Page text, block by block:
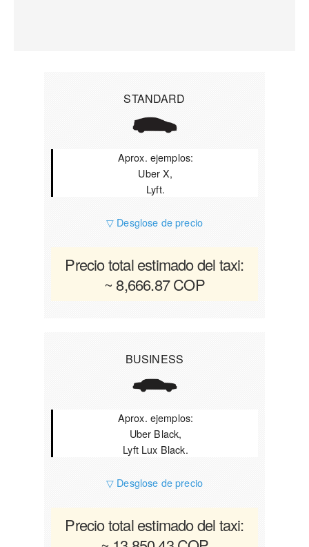
STANDARD
Aprox. ejemplos:
Uber X,
Lyft.
▽ Desglose de precio
Precio total estimado del taxi:
~ 8,666.87 COP
BUSINESS
Aprox. ejemplos:
Uber Black,
Lyft Lux Black.
▽ Desglose de precio
Precio total estimado del taxi: